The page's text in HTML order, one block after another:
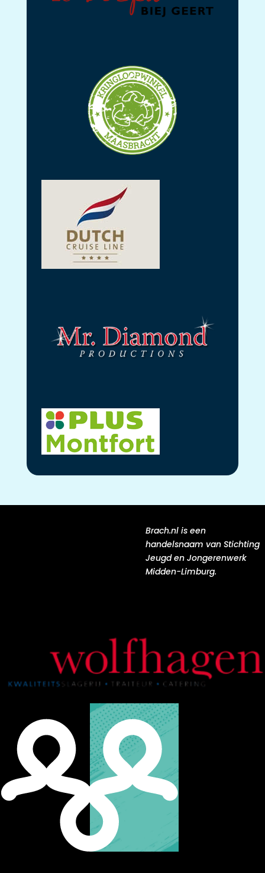
Brach.nl is een
handelsnaam van Stichting
Jeugd en Jongerenwerk
Midden-Limburg.